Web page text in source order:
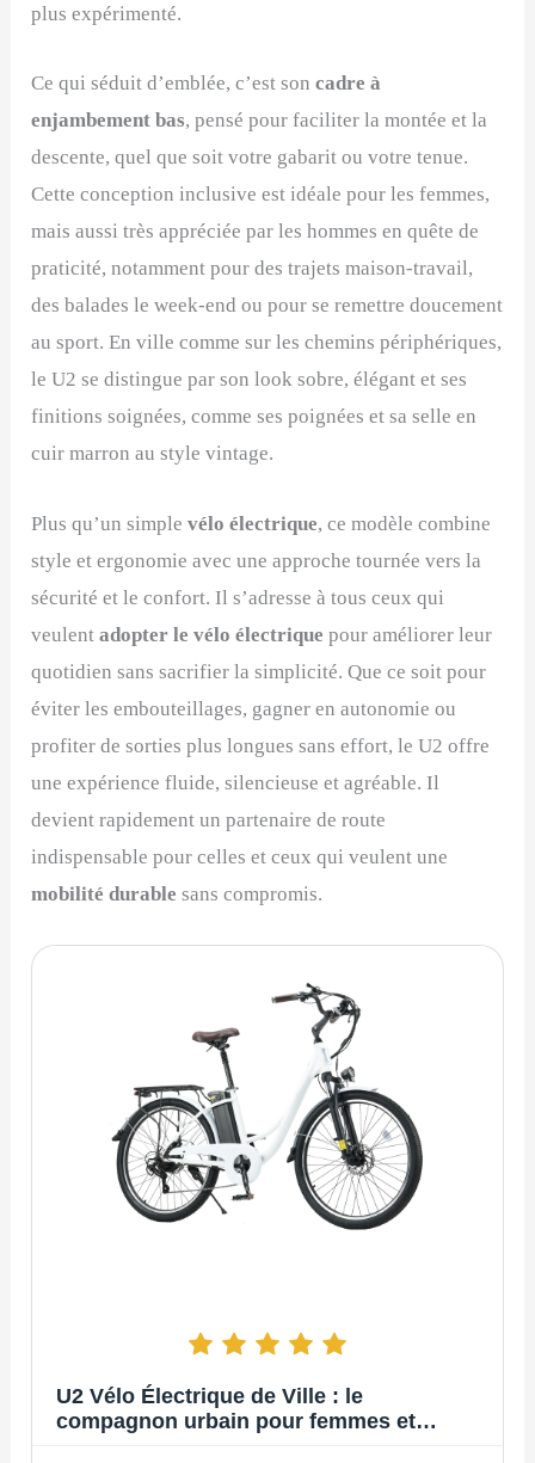
plus expérimenté.
Ce qui séduit d’emblée, c’est soncadre à
enjambement bas, pensé pour faciliter la montée et la
descente, quel que soit votre gabarit ou votre tenue.
Cette conception inclusive est idéale pour les femmes,
mais aussi très appréciée par les hommes en quête de
praticité, notamment pour des trajets maison-travail,
des balades le week-end ou pour se remettre doucement
au sport. En ville comme sur les chemins périphériques,
le U2 se distingue par son look sobre, élégant et ses
finitions soignées, comme ses poignées et sa selle en
cuir marron au style vintage.
Plus qu’un simplevélo électrique, ce modèle combine
style et ergonomie avec une approche tournée vers la
sécurité et le confort. Il s’adresse à tous ceux qui
veulentadopter le vélo électrique pour améliorer leur
quotidien sans sacrifier la simplicité. Que ce soit pour
éviter les embouteillages, gagner en autonomie ou
profiter de sorties plus longues sans effort, le U2 offre
une expérience fluide, silencieuse et agréable. Il
devient rapidement un partenaire de route
indispensable pour celles et ceux qui veulent une
mobilité durable sans compromis.
U2 Vélo Électrique de Ville : le
compagnon urbain pour femmes et